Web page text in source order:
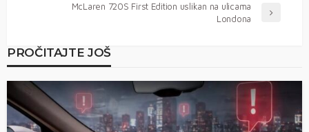
McLaren 720S First Edition uslikan na ulicama
Londona
PROČITAJTE JOŠ